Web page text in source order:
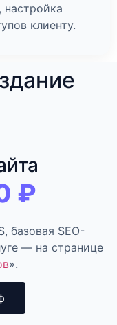
настройка
клиенту.
₽
базовая SEO-
— на странице
».